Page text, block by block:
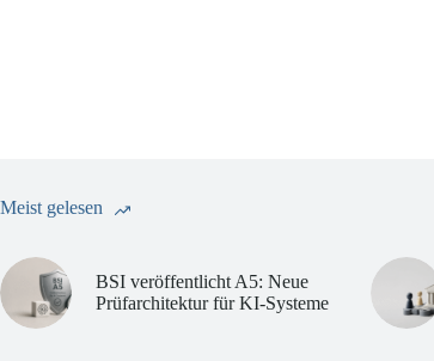
Meist gelesen
BSI veröffentlicht A5: Neue
Prüfarchitektur für KI-Systeme